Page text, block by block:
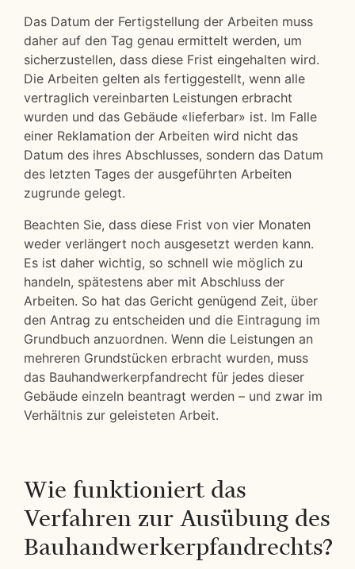
Das Datum der Fertigstellung der Arbeiten muss
daher auf den Tag genau ermittelt werden, um
sicherzustellen, dass diese Frist eingehalten wird.
Die Arbeiten gelten als fertiggestellt, wenn alle
vertraglich vereinbarten Leistungen erbracht
wurden und das Gebäude «lieferbar» ist. Im Falle
einer Reklamation der Arbeiten wird nicht das
Datum des ihres Abschlusses, sondern das Datum
des letzten Tages der ausgeführten Arbeiten
zugrunde gelegt.
Beachten Sie, dass diese Frist von vier Monaten
weder verlängert noch ausgesetzt werden kann.
Es ist daher wichtig, so schnell wie möglich zu
handeln, spätestens aber mit Abschluss der
Arbeiten. So hat das Gericht genügend Zeit, über
den Antrag zu entscheiden und die Eintragung im
Grundbuch anzuordnen. Wenn die Leistungen an
mehreren Grundstücken erbracht wurden, muss
das Bauhandwerkerpfandrecht für jedes dieser
Gebäude einzeln beantragt werden – und zwar im
Verhältnis zur geleisteten Arbeit.
Wie funktioniert das
Verfahren zur Ausübung des
Bauhandwerkerpfandrechts?